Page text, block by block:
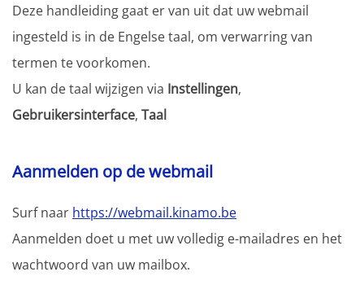
Deze handleiding gaat er van uit dat uw webmail
ingesteld is in de Engelse taal, om verwarring van
termen te voorkomen.
U kan de taal wijzigen via Instellingen,
Gebruikersinterface, Taal
Aanmelden op de webmail
Surf naar https://webmail.kinamo.be
Aanmelden doet u met uw volledig e-mailadres en het
wachtwoord van uw mailbox.